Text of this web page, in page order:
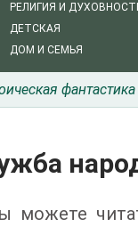
РЕЛИГИЯ И
ДЕТСКАЯ
ДОМ И СЕМЬЯ
фантастика
можете